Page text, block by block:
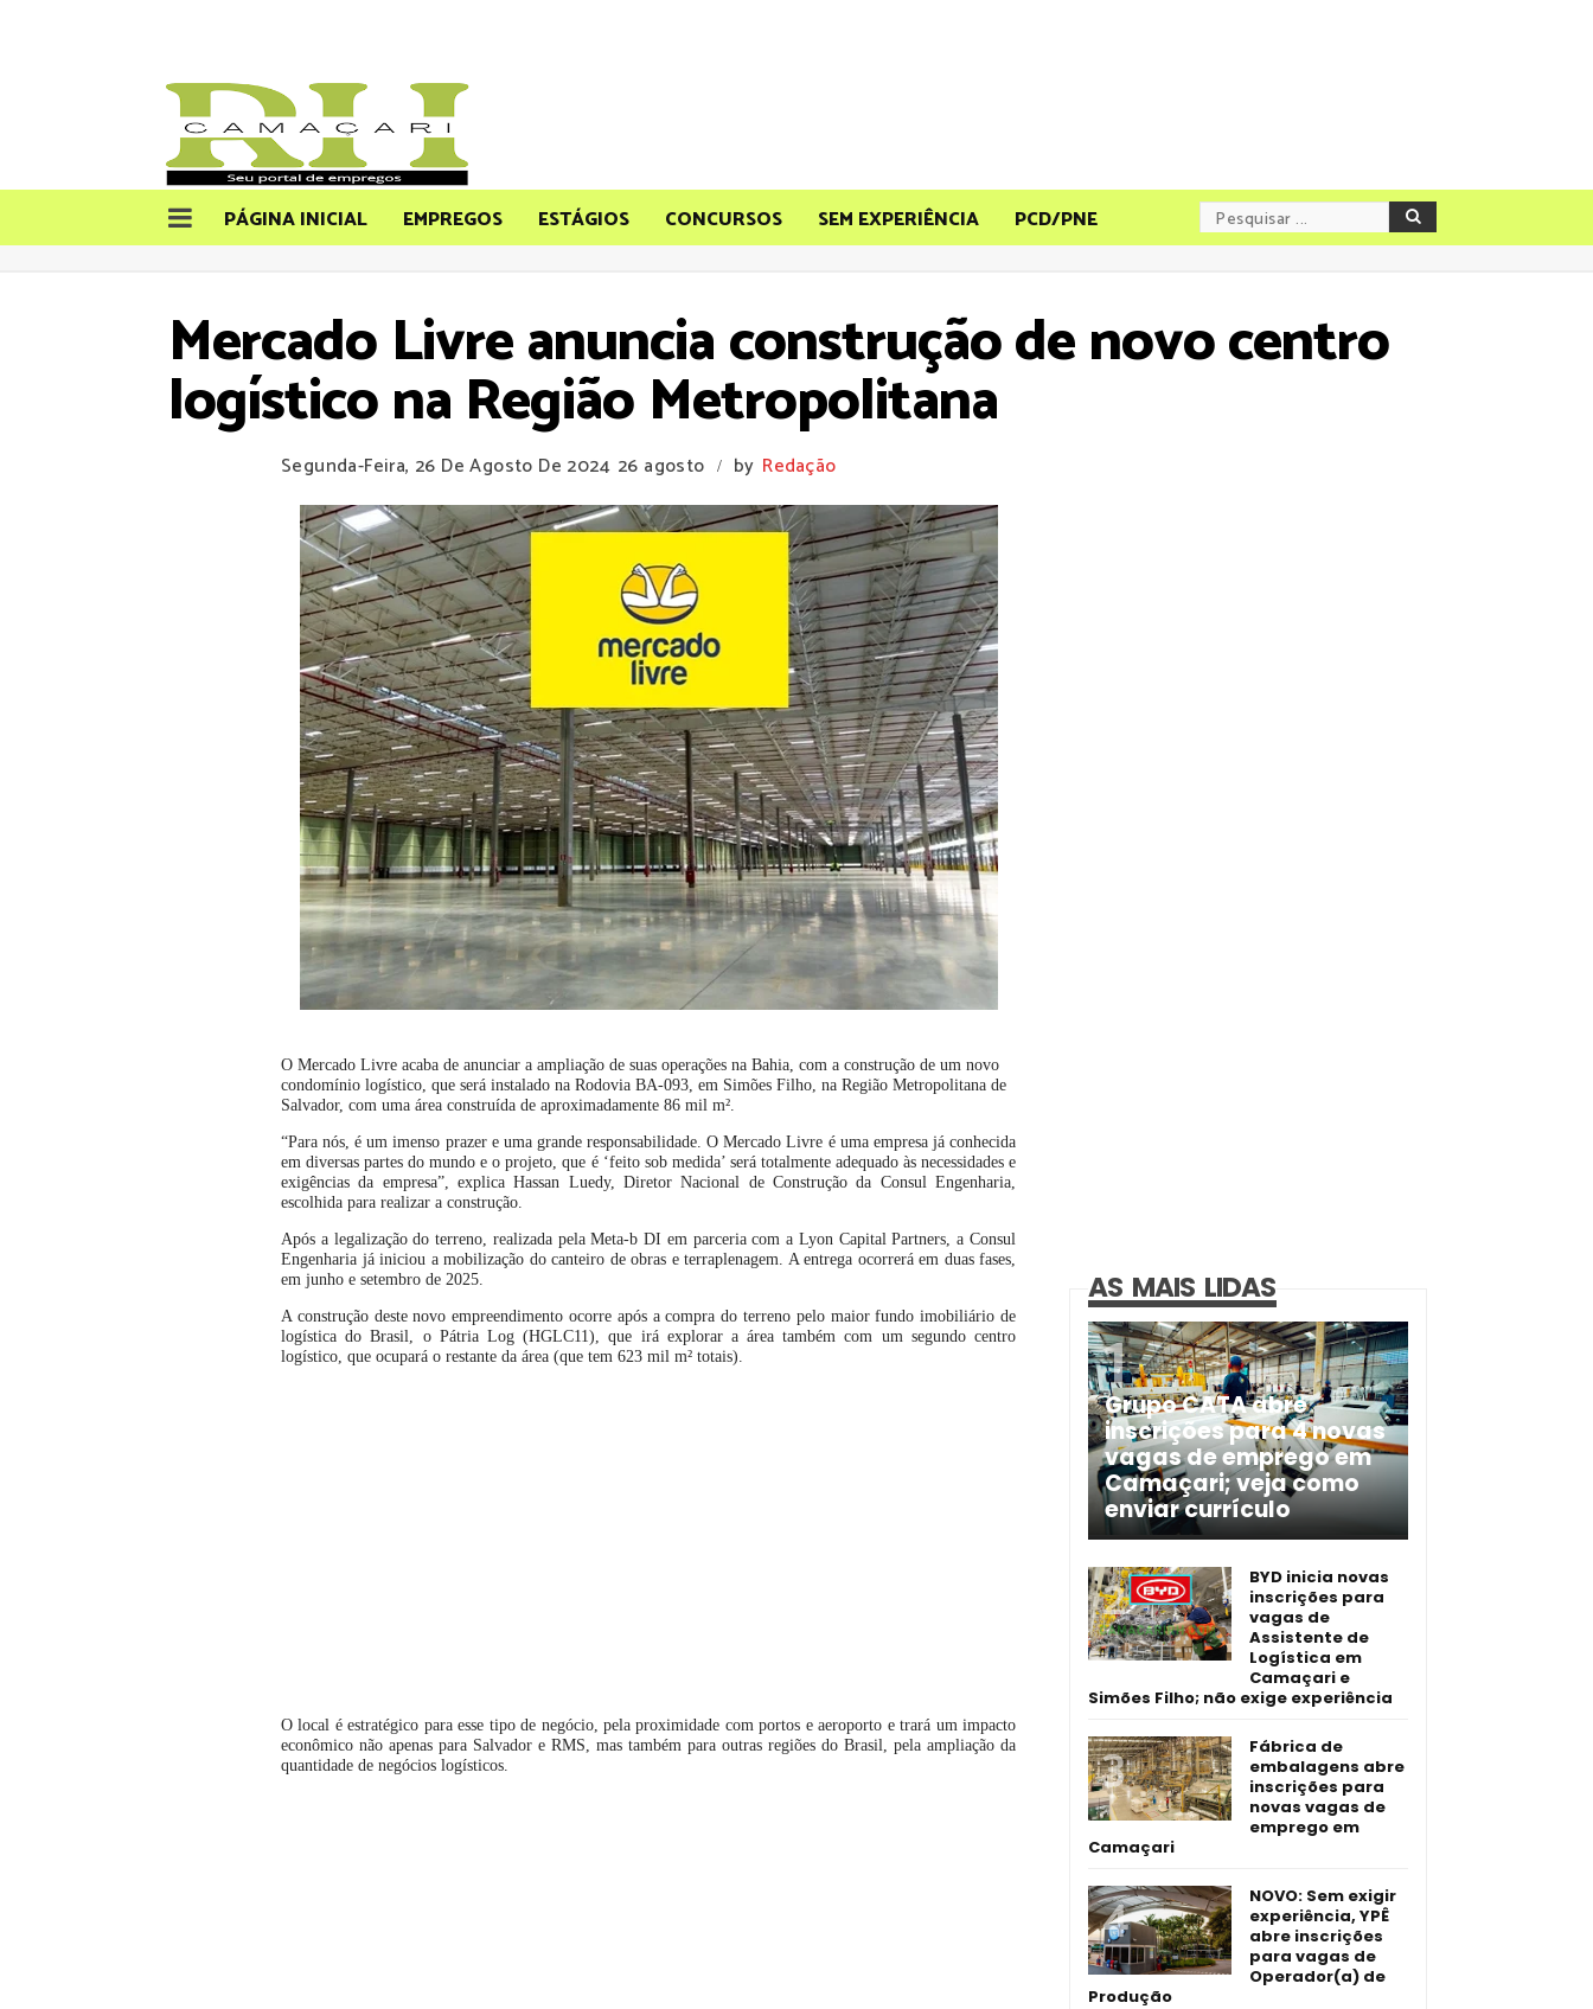
PÁGINA INICIAL EMPREGOS ESTÁGIOS CONCURSOS SEM EXPERIÊNCIA PCD/PNE
Mercado Livre anuncia construção de novo centro
logístico na Região Metropolitana
Segunda-Feira, 26 De Agosto De 2024 26 agosto / by Redação
O Mercado Livre acaba de anunciar a ampliação de suas operações na Bahia, com a construção de um novo
condomínio logístico, que será instalado na Rodovia BA-093, em Simões Filho, na Região Metropolitana de
Salvador, com uma área construída de aproximadamente 86 mil m².
“Para nós, é um imenso prazer e uma grande responsabilidade. O Mercado Livre é uma empresa já conhecida
em diversas partes do mundo e o projeto, que é ‘feito sob medida’ será totalmente adequado às necessidades e
exigências da empresa”, explica Hassan Luedy, Diretor Nacional de Construção da Consul Engenharia,
escolhida para realizar a construção.
Após a legalização do terreno, realizada pela Meta-b DI em parceria com a Lyon Capital Partners, a Consul
Engenharia já iniciou a mobilização do canteiro de obras e terraplenagem. A entrega ocorrerá em duas fases,
em junho e setembro de 2025.
A construção deste novo empreendimento ocorre após a compra do terreno pelo maior fundo imobiliário de
logística do Brasil, o Pátria Log (HGLC11), que irá explorar a área também com um segundo centro
logístico, que ocupará o restante da área (que tem 623 mil m² totais).
O local é estratégico para esse tipo de negócio, pela proximidade com portos e aeroporto e trará um impacto
econômico não apenas para Salvador e RMS, mas também para outras regiões do Brasil, pela ampliação da
quantidade de negócios logísticos.
AS MAIS LIDAS
Grupo CATA abre
inscrições para 4 novas
vagas de emprego em
Camaçari; veja como
enviar currículo
BYD inicia novas
inscrições para
vagas de
Assistente de
Logística em
Camaçari e
Simões Filho; não exige experiência
Fábrica de
embalagens abre
inscrições para
novas vagas de
emprego em
Camaçari
NOVO: Sem exigir
experiência, YPÊ
abre inscrições
para vagas de
Operador(a) de
Produção